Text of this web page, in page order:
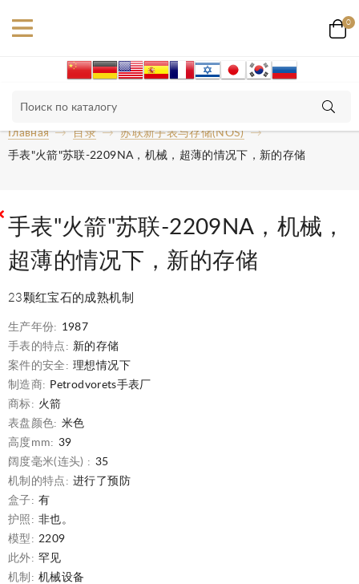
0
Главная 目录
苏联新手表与存储(NOS)
手表"火箭"苏联-2209NA，机械，超薄的情况下，新的存储
手表"火箭"苏联-2209NA，机械，
超薄的情况下，新的存储
23颗红宝石的成熟机制
生产年份: 1987
手表的特点: 新的存储
案件的安全: 理想情况下
制造商: Petrodvorets手表厂
商标: 火箭
表盘颜色: 米色
高度mm: 39
阔度毫米(连头) : 35
机制的特点: 进行了预防
盒子: 有
护照: 非也。
模型: 2209
此外: 罕见
机制: 机械设备